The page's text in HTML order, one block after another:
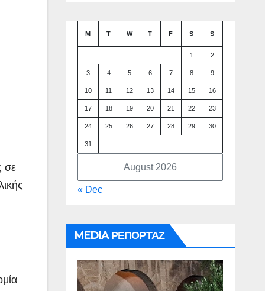
σε
August 2026
M T W T F S S
1 2
3 4 5 6 7 8 9
10 11 12 13 14 15 16
17 18 19 20 21 22 23
24 25 26 27 28 29 30
31
« Dec
MEDIA ΡΕΠΟΡΤΑΖ